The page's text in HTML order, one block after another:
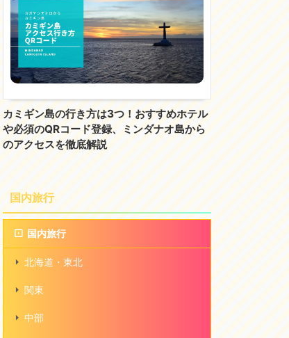
カミギン島の行き方は3つ！おすすめホテル
や必須のQRコード登録、ミンダナオ島から
のアクセスを徹底解説
国内旅行
国内旅行
北海道・東北
関東
中部